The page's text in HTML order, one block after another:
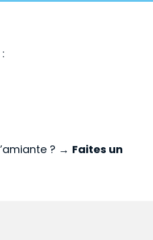
:
? → Faites un